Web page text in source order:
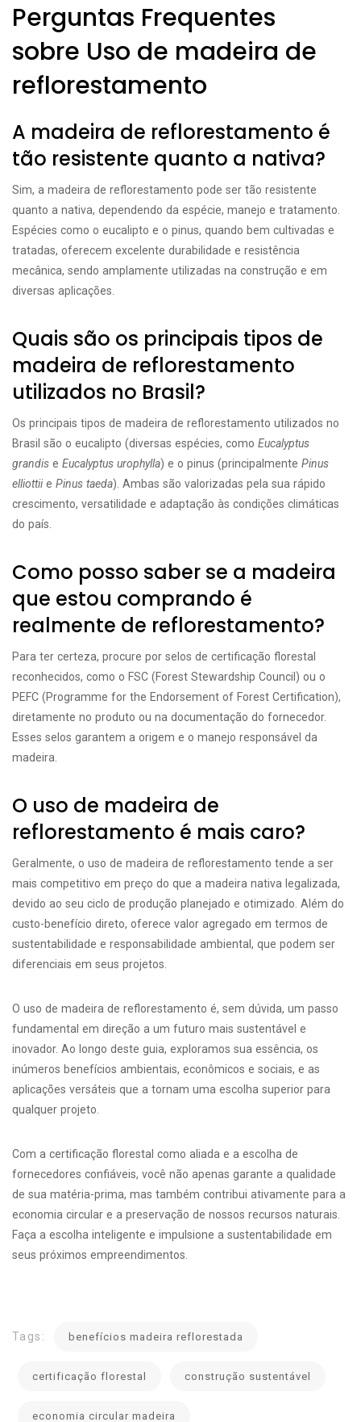
Perguntas Frequentes
sobre Uso de madeira de
reflorestamento
A madeira de reflorestamento é
tão resistente quanto a nativa?
Sim, a madeira de reflorestamento pode ser tão resistente
quanto a nativa, dependendo da espécie, manejo e tratamento.
Espécies como o eucalipto e o pinus, quando bem cultivadas e
tratadas, oferecem excelente durabilidade e resistência
mecânica, sendo amplamente utilizadas na construção e em
diversas aplicações.
Quais são os principais tipos de
madeira de reflorestamento
utilizados no Brasil?
Os principais tipos de madeira de reflorestamento utilizados no
Brasil são o eucalipto (diversas espécies, como Eucalyptus
grandis e Eucalyptus urophylla) e o pinus (principalmente Pinus
elliottiie Pinus taeda). Ambas são valorizadas pela sua rápido
crescimento, versatilidade e adaptação às condições climáticas
do país.
Como posso saber se a madeira
que estou comprando é
realmente de reflorestamento?
Para ter certeza, procure por selos de certificação florestal
reconhecidos, como o FSC (Forest Stewardship Council) ou o
PEFC (Programme for the Endorsement of Forest Certification),
diretamente no produto ou na documentação do fornecedor.
Esses selos garantem a origem e o manejo responsável da
madeira.
O uso de madeira de
reflorestamento é mais caro?
Geralmente, o uso de madeira de reflorestamento tende a ser
mais competitivo em preço do que a madeira nativa legalizada,
devido ao seu ciclo de produção planejado e otimizado. Além do
custo-benefício direto, oferece valor agregado em termos de
sustentabilidade e responsabilidade ambiental, que podem ser
diferenciais em seus projetos.
O uso de madeira de reflorestamento é, sem dúvida, um passo
fundamental em direção a um futuro mais sustentável e
inovador. Ao longo deste guia, exploramos sua essência, os
inúmeros benefícios ambientais, econômicos e sociais, e as
aplicações versáteis que a tornam uma escolha superior para
qualquer projeto.
Com a certificação florestal como aliada e a escolha de
fornecedores confiáveis, você não apenas garante a qualidade
de sua matéria-prima, mas também contribui ativamente para a
economia circular e a preservação de nossos recursos naturais.
Faça a escolha inteligente e impulsione a sustentabilidade em
seus próximos empreendimentos.
Tags: benefícios madeira reflorestada
certificação florestal construção sustentável
economia circular madeira